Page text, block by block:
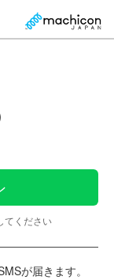
てください
が届きます。